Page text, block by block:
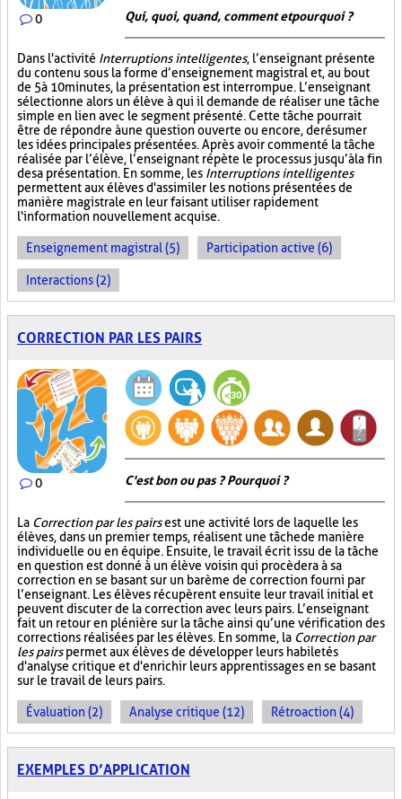
0 Qui, quoi, quand, comment et pourquoi ?
Dans l'activité Interruptions intelligentes, l’enseignant présente
du contenu sous la forme d’enseignement magistral et, au bout
de 5 à 10 minutes, la présentation est interrompue. L’enseignant
sélectionne alors un élève à qui il demande de réaliser une tâche
simple en lien avec le segment présenté. Cette tâche pourrait
être de répondre à une question ouverte ou encore, de résumer
les idées principales présentées. Après avoir commenté la tâche
réalisée par l’élève, l’enseignant répète le processus jusqu’à la fin
de sa présentation. En somme, les Interruptions intelligentes
permettent aux élèves d'assimiler les notions présentées de
manière magistrale en leur faisant utiliser rapidement
l'information nouvellement acquise.
Enseignement magistral (5) Participation active (6)
Interactions (2)
CORRECTION PAR LES PAIRS
0 C'est bon ou pas ? Pourquoi ?
La Correction par les pairsest une activité lors de laquelle les
élèves, dans un premier temps, réalisent une tâche de manière
individuelle ou en équipe. Ensuite, le travail écrit issu de la tâche
en question est donné à un élève voisin qui procèdera à sa
correction en se basant sur un barème de correction fourni par
l’enseignant. Les élèves récupèrent ensuite leur travail initial et
peuvent discuter de la correction avec leurs pairs. L’enseignant
fait un retour en plénière sur la tâche ainsi qu’une vérification des
corrections réalisées par les élèves. En somme, la Correction par
les pairspermet aux élèves de développer leurs habiletés
d'analyse critique et d'enrichir leurs apprentissages en se basant
sur le travail de leurs pairs.
Évaluation (2) Analyse critique (12) Rétroaction (4)
EXEMPLES D’APPLICATION